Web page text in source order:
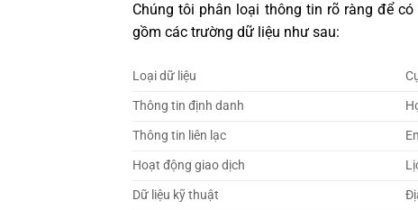
Chúng tôi phân loại thông tin rõ ràng để
gồm các trường dữ liệu như sau:
Loại dữ liệu
Thông tin định danh
Thông tin liên lạc
Hoạt động giao dịch
Dữ liệu kỹ thuật